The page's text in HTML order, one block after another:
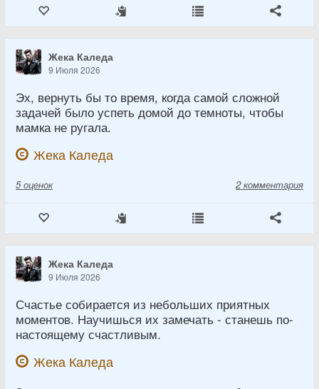
Жека Каледа
9 Июля 2026
Эх, вернуть бы то время, когда самой сложной
задачей было успеть домой до темноты, чтобы
мамка не ругала.
Жека Каледа
5 оценок 2 комментария
Жека Каледа
9 Июля 2026
Счастье собирается из небольших приятных
моментов. Научишься их замечать - станешь по-
настоящему счастливым.
Жека Каледа